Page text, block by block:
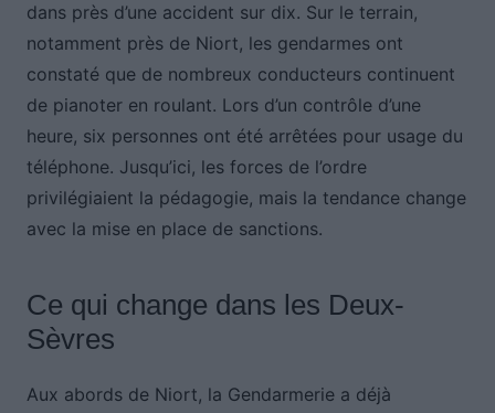
dans près d’une accident sur dix. Sur le terrain,
notamment près de Niort, les gendarmes ont
constaté que de nombreux conducteurs continuent
de pianoter en roulant. Lors d’un contrôle d’une
heure, six personnes ont été arrêtées pour usage du
téléphone. Jusqu’ici, les forces de l’ordre
privilégiaient la pédagogie, mais la tendance change
avec la mise en place de sanctions.
Ce qui change dans les Deux-
Sèvres
Aux abords de Niort, la Gendarmerie a déjà